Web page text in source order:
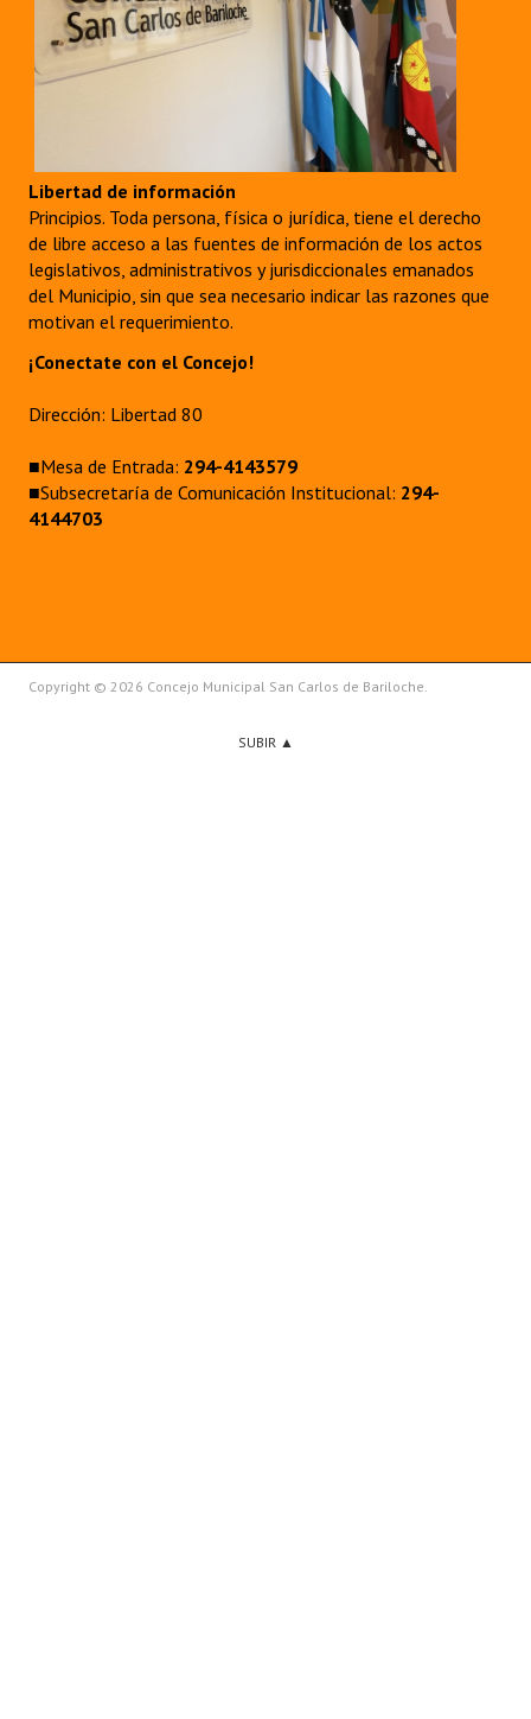
Libertad de información
Principios. Toda persona, física o jurídica, tiene el derecho
de libre acceso a las fuentes de información de los actos
legislativos, administrativos y jurisdiccionales emanados
del Municipio, sin que sea necesario indicar las razones que
motivan el requerimiento.
¡Conectate con el Concejo!
Dirección: Libertad 80
■Mesa de Entrada: 294-4143579
■Subsecretaría de Comunicación Institucional: 294-
4144703
Copyright © 2026 Concejo Municipal San Carlos de Bariloche.
SUBIR ▲